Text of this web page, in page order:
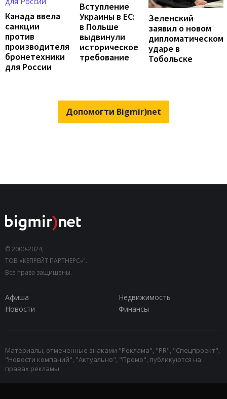
Канада ввела
санкции
против
производителя
бронетехники
для России
Вступление
Украины в ЕС:
в Польше
выдвинули
историческое
требование
Зеленский
заявил о новом
дипломатическом
ударе в
Тобольске
Допомогти Bigmir)net
© 2000-2024,
ТОВ «КЕПРЕЙТ ПАРТНЕРС»".
Все права защищены.
Афиша
Недвижимость
Новости
Финансы
Материалы, отмеченные знаками "Реклама", "PR", "Спецпроект",
"Новости компаний", "Актуально", "Промо", публикуются на
правах рекламы.